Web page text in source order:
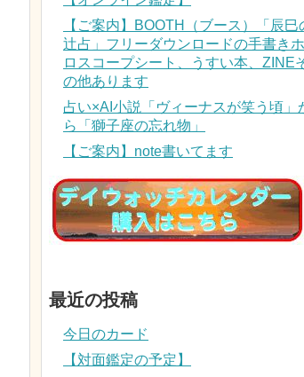
【ご案内】BOOTH（ブース）「辰巳
辻占」フリーダウンロードの手書きホ
ロスコープシート、うすい本、ZINE
の他あります
占い×AI小説「ヴィーナスが笑う頃」
ら「獅子座の忘れ物」
【ご案内】note書いてます
最近の投稿
今日のカード
【対面鑑定の予定】